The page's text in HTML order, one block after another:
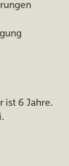
ist 6 Jahre.